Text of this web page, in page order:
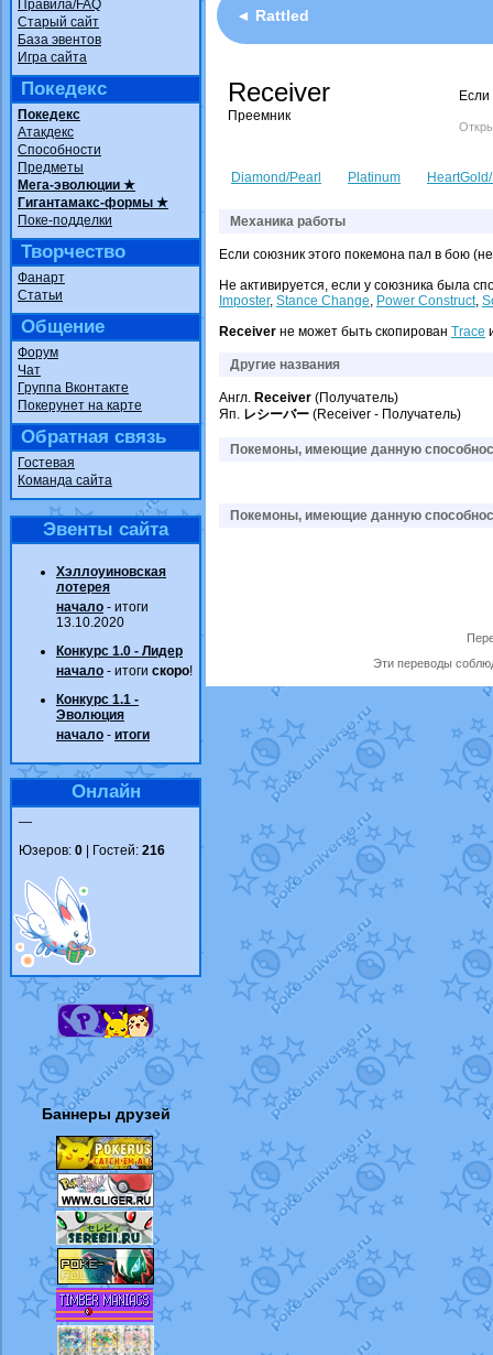
Raging Bolt
Shadow mismagius
Правила/FAQ
Старый сайт
База эвентов
Игра сайта
Покедекс
Покедекс
Атакдекс
Способности
Предметы
Мега-эволюции ★
Гигантамакс-формы ★
Поке-подделки
Творчество
Фанарт
Статьи
Общение
Форум
Чат
Группа Вконтакте
Покерунет на карте
Обратная связь
Гостевая
Команда сайта
Эвенты сайта
Хэллоуиновская
лотерея
начало - итоги
13.10.2020
Конкурс 1.0 - Лидер
начало - итоги скоро!
Конкурс 1.1 -
Эволюция
начало - итоги
Онлайн
—
Юзеров: 0 | Гостей: 216
Баннеры друзей
◄ Rattled
Receiver
Преемник
Если
Diamond/Pearl Platinum
Механика работы
Если союзник этого покемона пал в бою
Не активируется, если у союзника была
Imposter, Stance Change, Power Construct,
Receiver не может быть скопирован Trace
Другие названия
Англ. Receiver (Получатель)
Яп. レシーバー (Receiver - Получатель)
Покемоны, имеющие данную
Покемоны, имеющие данную
Эти переводы